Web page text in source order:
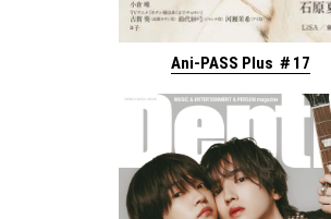
Ani-PASS Plus ＃17